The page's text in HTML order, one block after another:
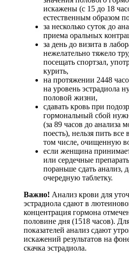
искажены (с 15 до 18
естественным образом
за несколько суток до
приема оральных
за день до визита в
нежелательно тяжело
посещать спортзал,
курить,
на протяжении 2448
на уровень эстрадиола
половой жизни,
сдавать кровь при
гормональный сбой
(за 89 часов до анализа
поесть), нельзя пить
том числе, очищенную
если женщина
или сердечные
пораньше сдать анализ,
очередную таблетку.
Важно! Анализ крови для
эстрадиола сдают в
концентрация гормона
половине дня (1518 часов).
показателей анализ сдают
искажений результатов на
скачка эстрадиола.